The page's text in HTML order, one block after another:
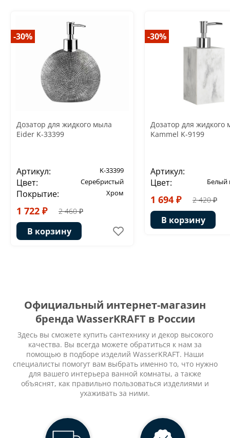
-30%
Дозатор для жидкого мыла
Eider K-33399
Артикул: K-33399
Цвет: Серебристый
Покрытие: Хром
1 722 ₽ 2 460 ₽
В корзину
-30%
Дозатор для жидкого
Kammel K-9199
Артикул:
Цвет:
Белый
1 694 ₽ 2 420 ₽
В корзину
Официальный интернет-магазин
бренда WasserKRAFT в России
Здесь вы сможете купить сантехнику и декор высокого
качества. Вы всегда можете обратиться к нам за
помощью в подборе изделий WasserKRAFT. Наши
специалисты помогут вам выбрать именно то, что нужно
для вашего интерьера ванной комнаты, а также
объяснят, как правильно пользоваться изделиями и
ухаживать за ними.